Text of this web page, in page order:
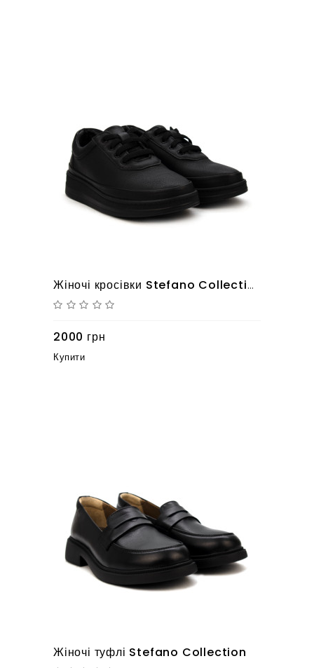
Жіночі кросівки Stefano Collection 10625160
2000 грн
Купити
Жіночі туфлі Stefano Collection